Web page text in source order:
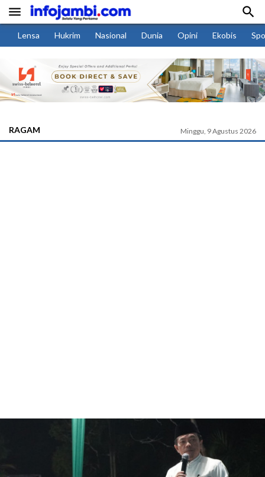
 
Lensa Hukrim Nasional Dunia Opini Ekobis
RAGAM Minggu, 9 Agustus 2026